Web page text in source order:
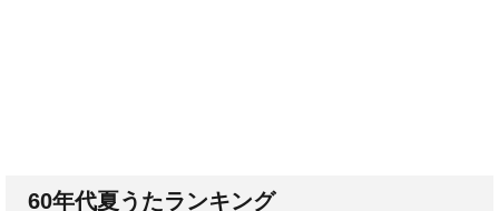
60年代夏うたランキング